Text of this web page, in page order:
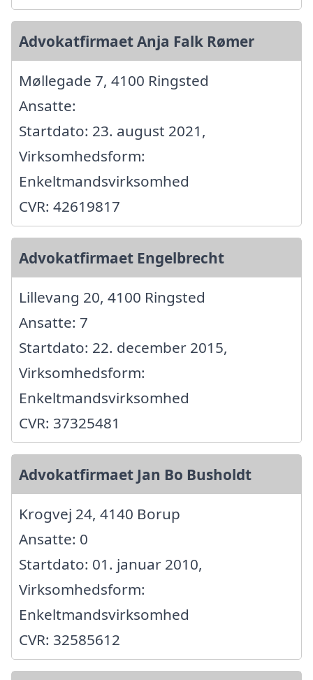
Advokatfirmaet Anja Falk Rømer
Møllegade 7, 4100 Ringsted
Ansatte:
Startdato: 23. august 2021,
Virksomhedsform:
Enkeltmandsvirksomhed
CVR: 42619817
Advokatfirmaet Engelbrecht
Lillevang 20, 4100 Ringsted
Ansatte: 7
Startdato: 22. december 2015,
Virksomhedsform:
Enkeltmandsvirksomhed
CVR: 37325481
Advokatfirmaet Jan Bo Busholdt
Krogvej 24, 4140 Borup
Ansatte: 0
Startdato: 01. januar 2010,
Virksomhedsform:
Enkeltmandsvirksomhed
CVR: 32585612